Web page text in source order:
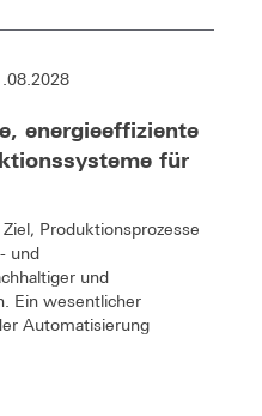
energieeffiziente
für
Produktionsprozesse
und
und
Ein wesentlicher
Automatisierung